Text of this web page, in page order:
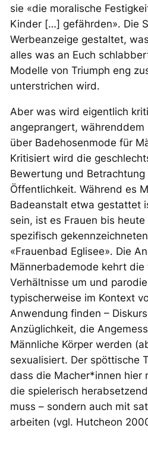
sie «die moralische
Kinder […] gefährden». Die
Werbeanzeige gestaltet,
alles was an Euch
Modelle von Triumph eng
unterstrichen wird.
Aber was wird eigentlich
angeprangert,
über Badehosenmode für
Kritisiert wird die
Bewertung und
Öffentlichkeit. Während es
Badeanstalt etwa gestattet
sein, ist es Frauen bis
spezifisch
«Frauenbad Eglisee». Die
Männerbademode kehrt die
Verhältnisse um und
typischerweise im Kontext
Anwendung finden –
Anzüglichkeit, die
Männliche Körper werden
sexualisiert. Der spöttische
dass die Macher*innen hier
die spielerisch
muss – sondern auch mit
arbeiten (vgl. Hutcheon